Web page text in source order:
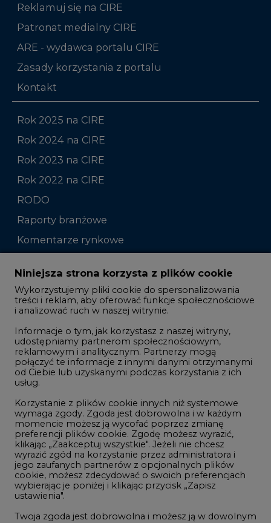
Reklamuj się na CIRE
Patronat medialny CIRE
ARE - wydawca portalu CIRE
Zasady korzystania z portalu
Kontakt
Rok 2025 na CIRE
Rok 2024 na CIRE
Rok 2023 na CIRE
Rok 2022 na CIRE
RODO
Raporty branżowe
Komentarze rynkowe
Zmiany kadrowe na rynku
Studio CIRE
Rozmowy o energetyce
Gospodarka
Geopolityka
LTE450
Innowacje i AI
Telekomunikacja i IT
Handel emisjami CO2
Wodór
Górnictwo
Niniejsza strona korzysta z plików cookie
Wykorzystujemy pliki cookie do spersonalizowania
treści i reklam, aby oferować funkcje społecznościowe
i analizować ruch w naszej witrynie.
Informacje o tym, jak korzystasz z naszej witryny,
udostępniamy partnerom społecznościowym,
reklamowym i analitycznym. Partnerzy mogą
połączyć te informacje z innymi danymi otrzymanymi
od Ciebie lub uzyskanymi podczas korzystania z ich
usług.
Korzystanie z plików cookie innych niż systemowe
wymaga zgody. Zgoda jest dobrowolna i w każdym
momencie możesz ją wycofać poprzez zmianę
preferencji plików cookie. Zgodę możesz wyrazić,
klikając „Zaakceptuj wszystkie". Jeżeli nie chcesz
wyrazić zgód na korzystanie przez administratora i
jego zaufanych partnerów z opcjonalnych plików
cookie, możesz zdecydować o swoich preferencjach
wybierając je poniżej i klikając przycisk „Zapisz
ustawienia".
Twoja zgoda jest dobrowolna i możesz ją w dowolnym